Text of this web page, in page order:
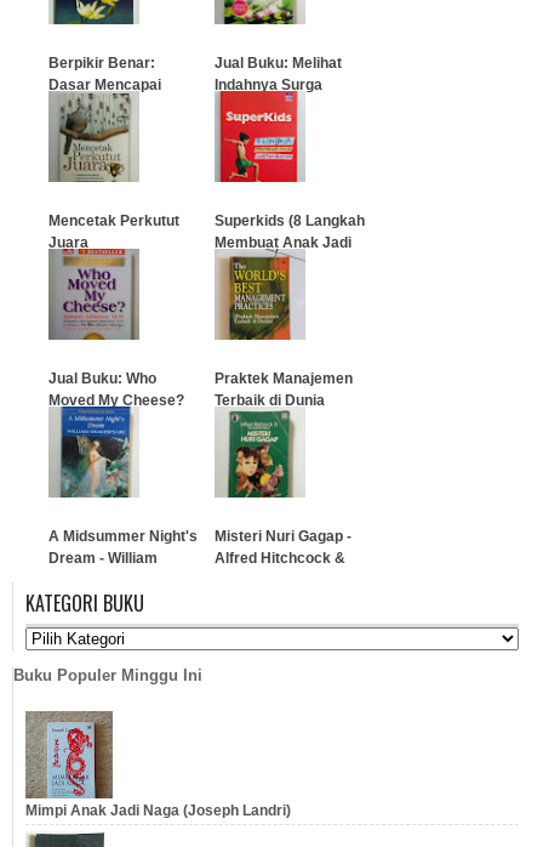
…
Berpikir Benar:
Dasar Mencapai
Kebahagiaan
…
Jual Buku: Melihat
Indahnya Surga
Mencetak Perkutut
Juara
Superkids (8 Langkah
Membuat Anak Jadi
Pemberani)
…
Jual Buku: Who
Moved My Cheese?
(Hard Cover)
…
Praktek Manajemen
Terbaik di Dunia
A Midsummer Night's
Dream - William
…
Misteri Nuri Gagap -
Alfred Hitchcock &
…
KATEGORI BUKU
Buku Populer Minggu Ini
Mimpi Anak Jadi Naga (Joseph Landri)